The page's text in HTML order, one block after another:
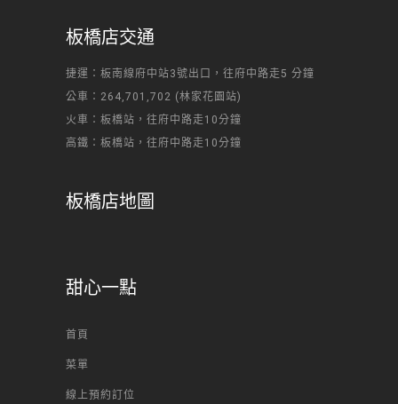
板橋店交通
捷運：板南線府中站3號出口，往府中路走5 分鐘
公車：264,701,702 (林家花園站)
火車：板橋站，往府中路走10分鐘
高鐵：板橋站，往府中路走10分鐘
板橋店地圖
甜心一點
首頁
菜單
線上預約訂位